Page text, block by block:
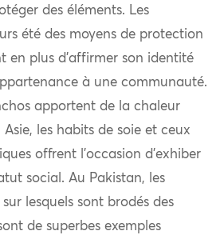
des éléments. Les
été des moyens de protection
en plus d’affirmer son identité
à une communauté.
apportent de la chaleur
Asie, les habits de soie et ceux
offrent l’occasion d’exhiber
social. Au Pakistan, les
lesquels sont brodés des
de superbes exemples